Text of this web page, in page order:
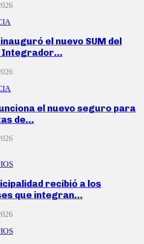
el nuevo SUM del
Integrador…
el nuevo seguro para
de…
recibió a los
que integran…